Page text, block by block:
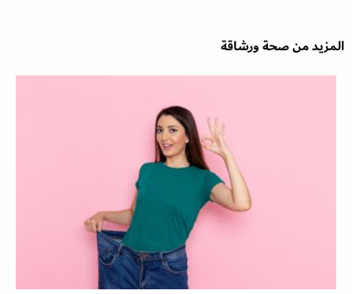
المزيد من صحة ورشاقة